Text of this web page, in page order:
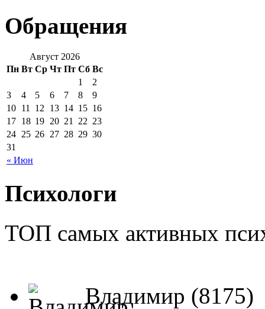
Обращения
Август 2026
Пн Вт Ср Чт Пт Сб Вс
« Июн
1
2
3
4 5 6 7 8
9
10 11 12 13 14 15 16
17 18 19 20 21 22 23
24 25 26 27 28 29 30
31
Психологи
ТОП самых активных
Владимир (8175)